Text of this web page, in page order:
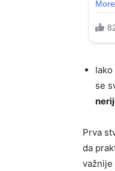
se
Prva
da
važnije